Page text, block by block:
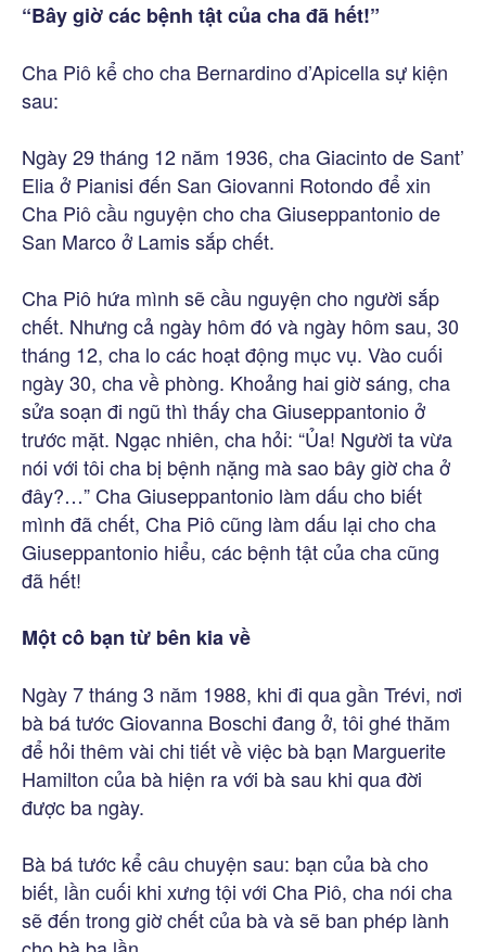
“Bây giờ các bệnh tật của cha đã hết!”
Cha Piô kể cho cha Bernardino d’Apicella sự kiện
sau:
Ngày 29 tháng 12 năm 1936, cha Giacinto de Sant’
Elia ở Pianisi đến San Giovanni Rotondo để xin
Cha Piô cầu nguyện cho cha Giuseppantonio de
San Marco ở Lamis sắp chết.
Cha Piô hứa mình sẽ cầu nguyện cho người sắp
chết. Nhưng cả ngày hôm đó và ngày hôm sau, 30
tháng 12, cha lo các hoạt động mục vụ. Vào cuối
ngày 30, cha về phòng. Khoảng hai giờ sáng, cha
sửa soạn đi ngũ thì thấy cha Giuseppantonio ở
trước mặt. Ngạc nhiên, cha hỏi: “Ủa! Người ta vừa
nói với tôi cha bị bệnh nặng mà sao bây giờ cha ở
đây?…” Cha Giuseppantonio làm dấu cho biết
mình đã chết, Cha Piô cũng làm dấu lại cho cha
Giuseppantonio hiểu, các bệnh tật của cha cũng
đã hết!
Một cô bạn từ bên kia về
Ngày 7 tháng 3 năm 1988, khi đi qua gần Trévi, nơi
bà bá tước Giovanna Boschi đang ở, tôi ghé thăm
để hỏi thêm vài chi tiết về việc bà bạn Marguerite
Hamilton của bà hiện ra với bà sau khi qua đời
được ba ngày.
Bà bá tước kể câu chuyện sau: bạn của bà cho
biết, lần cuối khi xưng tội với Cha Piô, cha nói cha
sẽ đến trong giờ chết của bà và sẽ ban phép lành